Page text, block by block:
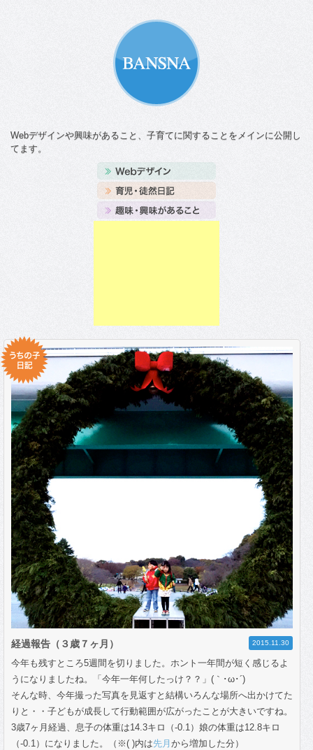
Webデザインや興味があること、子育てに関することをメインに公開し
てます。
2015.11.30
経過報告（３歳７ヶ月）
今年も残すところ5週間を切りました。ホント一年間が短く感じるよ
うになりましたね。「今年一年何したっけ？？」(｀･ω･´)
そんな時、今年撮った写真を見返すと結構いろんな場所へ出かけてた
りと・・子どもが成長して行動範囲が広がったことが大きいですね。
3歳7ヶ月経過、息子の体重は14.3キロ（-0.1）娘の体重は12.8キロ
（-0.1）になりました。（※( )内は先月 から増加した分）